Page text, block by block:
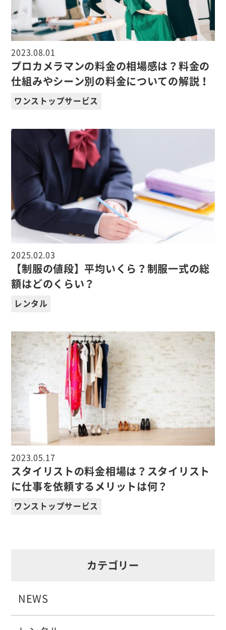
2023.08.01
プロカメラマンの料金の相場感は？料金の
仕組みやシーン別の料金についての解説！
ワンストップサービス
2025.02.03
【制服の値段】平均いくら？制服一式の総
額はどのくらい？
レンタル
2023.05.17
スタイリストの料金相場は？スタイリスト
に仕事を依頼するメリットは何？
ワンストップサービス
カテゴリー
NEWS